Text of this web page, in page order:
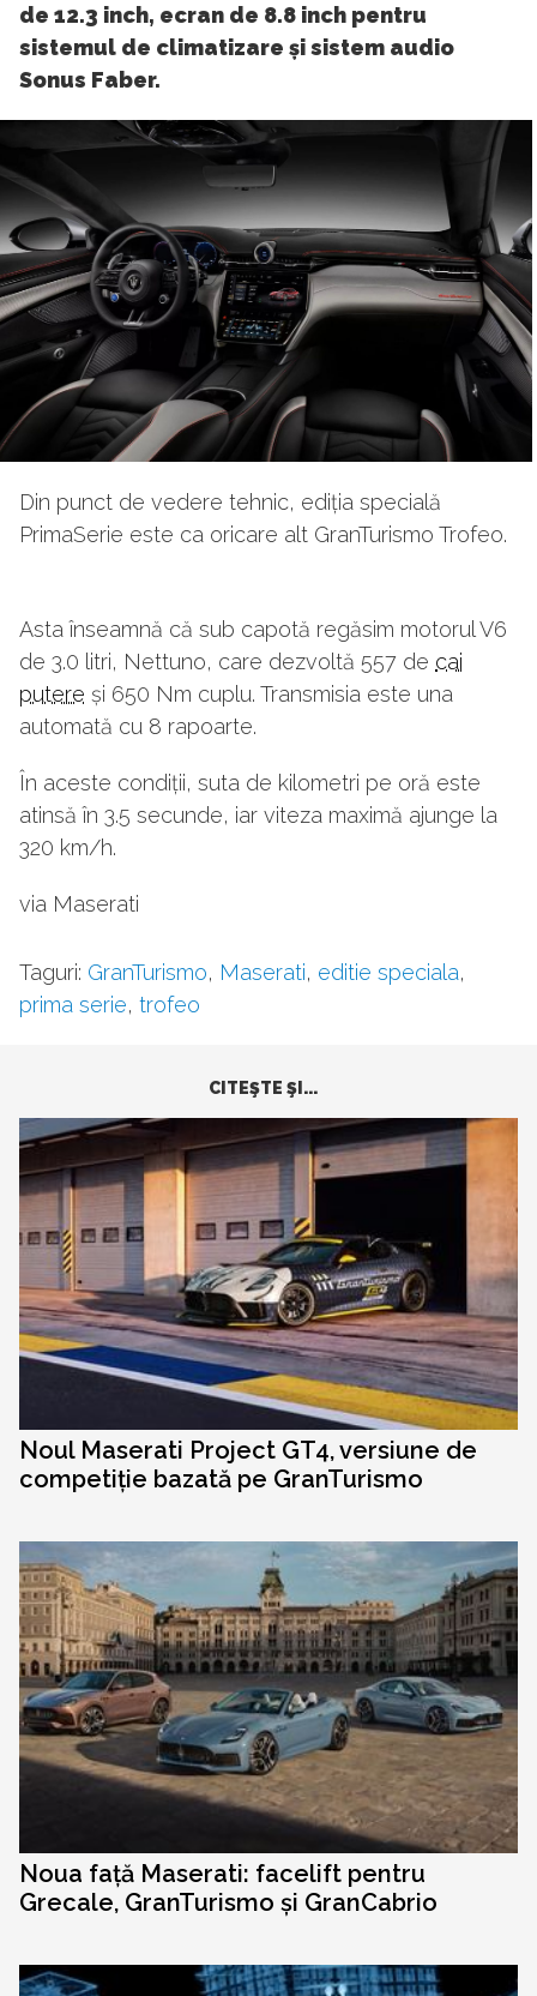
de 12.3 inch, ecran de 8.8 inch pentru
sistemul de climatizare și sistem audio
Sonus Faber.
Din punct de vedere tehnic, ediția specială
PrimaSerie este ca oricare alt GranTurismo Trofeo.
Asta înseamnă că sub capotă regăsim motorul V6
de 3.0 litri, Nettuno, care dezvoltă 557 de cai
putere și 650 Nm cuplu. Transmisia este una
automată cu 8 rapoarte.
În aceste condiții, suta de kilometri pe oră este
atinsă în 3.5 secunde, iar viteza maximă ajunge la
320 km/h.
via Maserati
Taguri: GranTurismo, Maserati, editie speciala,
prima serie, trofeo
CITEŞTE ŞI...
Noul Maserati Project GT4, versiune de
competiție bazată pe GranTurismo
Noua față Maserati: facelift pentru
Grecale, GranTurismo și GranCabrio